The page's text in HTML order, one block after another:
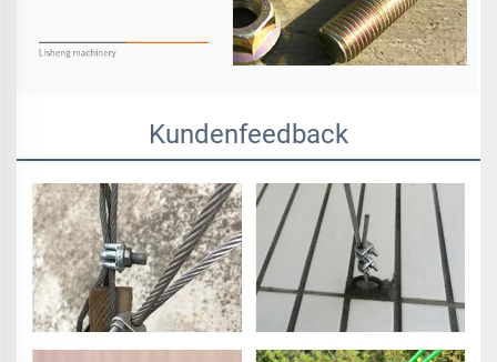
Kundenfeedback